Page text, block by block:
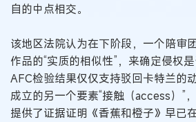
自的中点相交。
该地区法院认为在下阶段，一个陪审
作品的“实质的相似性”，来确定侵权
AFC检验结果仅仅支持驳回卡特兰的
成立的另一个要素“接触（access）”
提供了证据证明《香蕉和橙子》早已